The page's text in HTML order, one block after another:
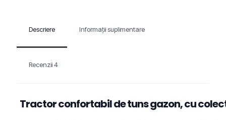
Descriere Informații suplimentare
Recenzii4
Tractor confortabil de tuns gazon, cu